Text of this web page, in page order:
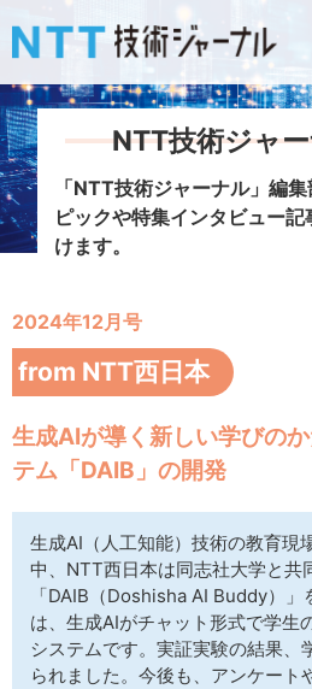
新着情報
掲載月毎記事
イベントカレ
サイトマッ
NTT技術ジャ
「NTT技術ジャーナル」編
ピックや特集インタビュー
けます。
2024年12月号
from NTT西日本
生成AIが導く新しい学びの
テム「DAIB」の開発
生成AI（人工知能）技術の教育現
中、NTT西日本は同志社大学と共
「DAIB（Doshisha AI Buddy）
は、生成AIがチャット形式で学生
システムです。実証実験の結果、
られました。今後も、アンケート